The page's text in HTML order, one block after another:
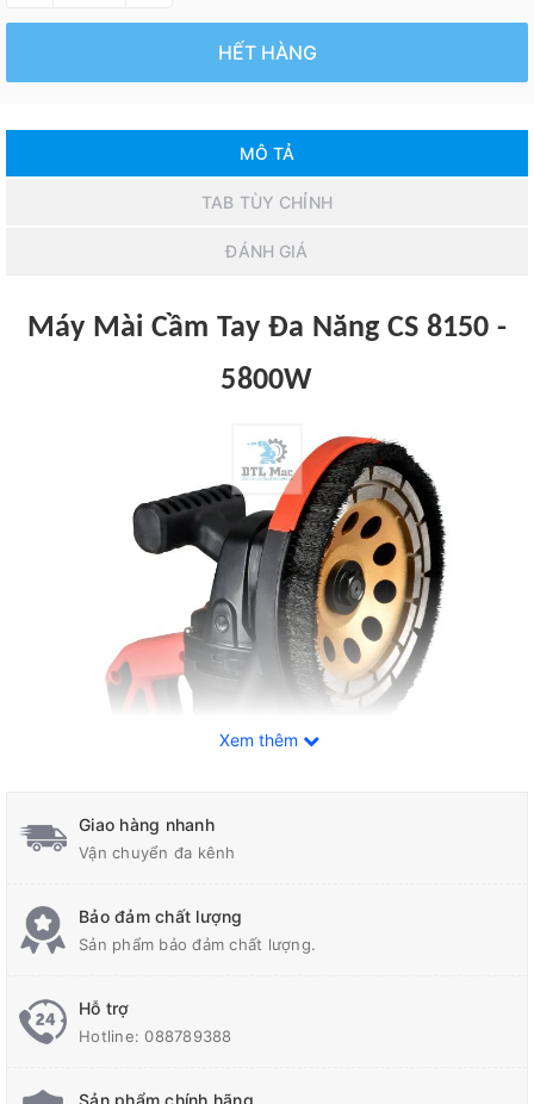
HẾT HÀNG
MÔ TẢ
TAB TÙY CHỈNH
ĐÁNH GIÁ
Máy Mài Cầm Tay Đa Năng CS 8150 -
5800W
đá, gỗ… với công suất lớn lên đến 5800W
Máy có thiết kế nhỏ gọn, dễ dàng cầm nắm và điều khiển.
Xem thêm
Giao hàng nhanh
Vận chuyển đa kênh
Bảo đảm chất lượng
Sản phẩm bảo đảm chất lượng.
Hỗ trợ
Hotline:088789388
Sản phẩm chính hãng